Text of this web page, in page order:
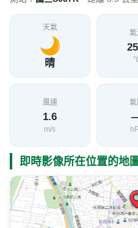
天氣
晴
風速
1.6
m/s
即時影像所在位置的地